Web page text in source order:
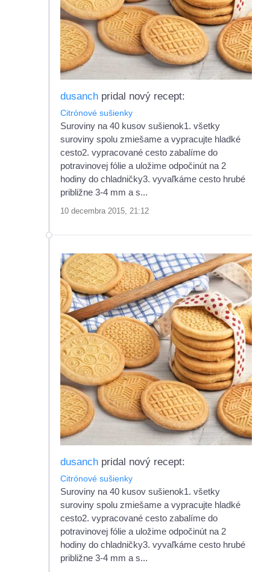
dusanch pridal nový recept:
Citrónové sušienky
Suroviny na 40 kusov sušienok1. všetky
suroviny spolu zmiešame a vypracujte hladké
cesto2. vypracované cesto zabalíme do
potravinovej fólie a uložime odpočinút na 2
hodiny do chladničky3. vyvaľkáme cesto hrubé
približne 3-4 mm a s...
10 decembra 2015, 21:12
dusanch pridal nový recept:
Citrónové sušienky
Suroviny na 40 kusov sušienok1. všetky
suroviny spolu zmiešame a vypracujte hladké
cesto2. vypracované cesto zabalíme do
potravinovej fólie a uložime odpočinút na 2
hodiny do chladničky3. vyvaľkáme cesto hrubé
približne 3-4 mm a s...